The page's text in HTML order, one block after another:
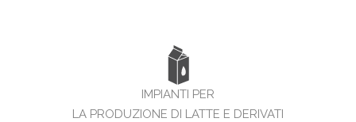
IMPIANTI PER
LA PRODUZIONE DI LATTE E DERIVATI